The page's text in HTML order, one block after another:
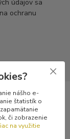
údajov sa
ochranu
nášho e-
štatistík o
či zobrazenie
na využitie